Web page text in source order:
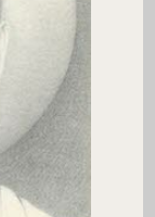
brahmanam